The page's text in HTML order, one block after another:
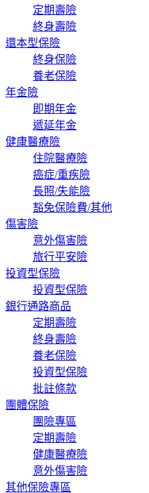
定期壽險
終身壽險
還本型保險
終身保險
養老保險
年金險
即期年金
遞延年金
健康醫療險
住院醫療險
癌症/重疾險
長照/失能險
豁免保險費/其他
傷害險
意外傷害險
旅行平安險
投資型保險
投資型保險
銀行通路商品
定期壽險
終身壽險
養老保險
投資型保險
批註條款
團體保險
團險專區
定期壽險
健康醫療險
意外傷害險
其他保險專區